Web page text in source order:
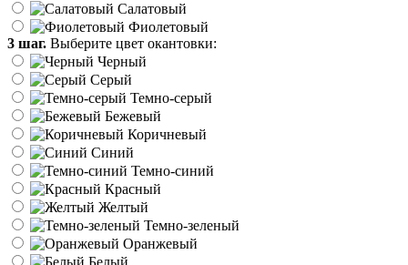
Салатовый
Фиолетовый
3 шаг. Выберите цвет окантовки:
Черный
Серый
Темно-серый
Бежевый
Коричневый
Синий
Темно-синий
Красный
Желтый
Темно-зеленый
Оранжевый